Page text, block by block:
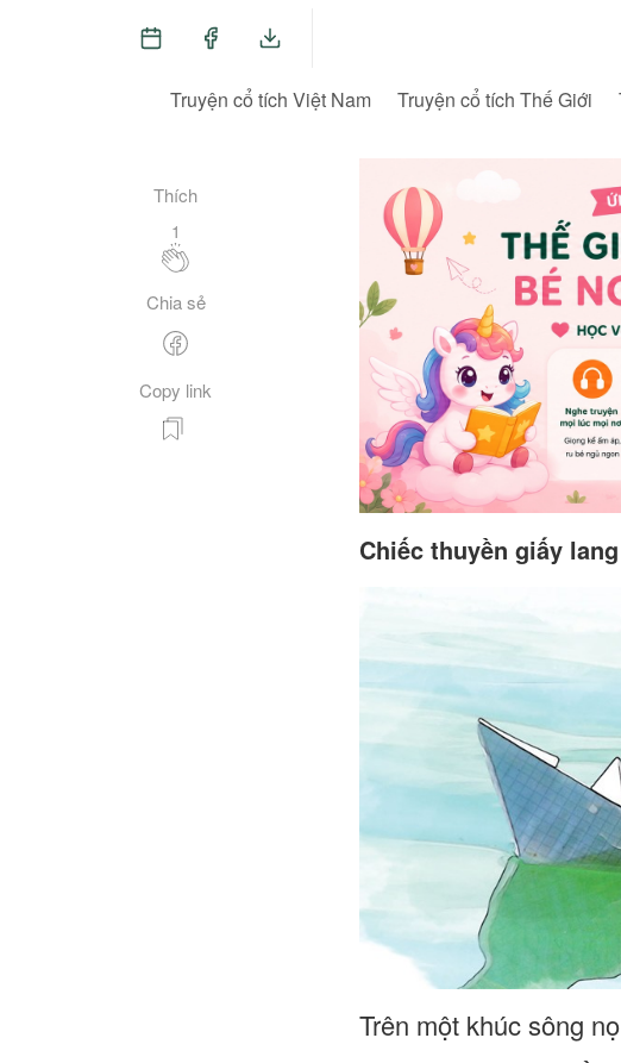
Truyện cổ tích Việt Nam Truyện cổ tích Thế Giới
Thích
1
Chia sẻ
Copy link
Chiếc thuyền giấy
Trên một khúc sông